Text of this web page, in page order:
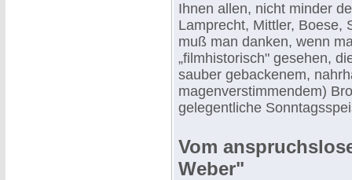
Ihnen allen, nicht minder
Lamprecht, Mittler, Boese,
muß man danken, wenn
„filmhistorisch" gesehen,
sauber gebackenem,
magenverstimmendem)
gelegentliche
Vom
Weber"